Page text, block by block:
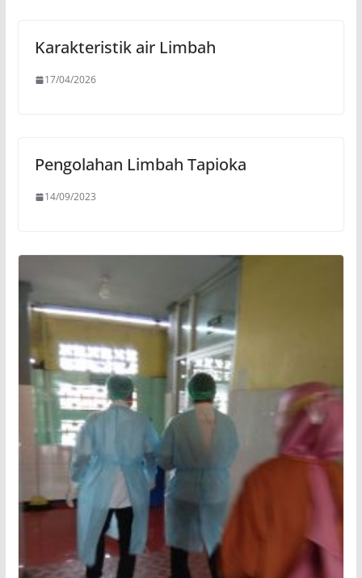
Karakteristik air Limbah
17/04/2026
Pengolahan Limbah Tapioka
14/09/2023